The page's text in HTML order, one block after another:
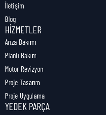
İletişim
Blog
HIZMETLER
Arıza Bakımı
Planlı Bakım
Motor Revizyon
Proje Tasarım
Proje Uygulama
YEDEK PARÇA